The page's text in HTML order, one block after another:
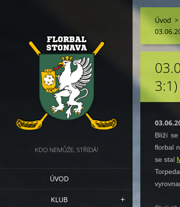
KDO NEMŮŽE, STŘÍDÁ!
ÚVOD
KLUB
Úvod >
3:1)
Blíží se
florbal
se stal